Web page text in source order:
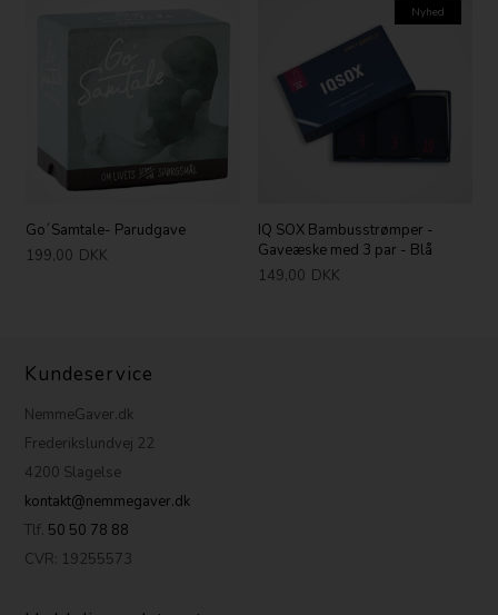
Go´Samtale- Parudgave
199,00 DKK
Nyhed
IQ SOX Bambusstrømper -
Gaveæske med 3 par - Blå
149,00 DKK
Kundeservice
NemmeGaver.dk
Frederikslundvej 22
4200 Slagelse
kontakt@nemmegaver.dk
Tlf. 50 50 78 88
CVR: 19255573